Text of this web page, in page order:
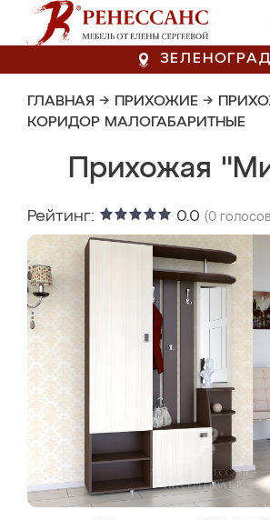
ЗЕЛЕНОГРАД
ГЛАВНАЯ → ПРИХОЖИЕ →
КОРИДОР МАЛОГАБАРИТНЫЕ
Прихожая
Рейтинг: 0.0 (0